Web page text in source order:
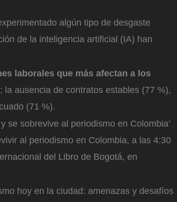
algún tipo de desgaste
de la inteligencia artificial (IA) han
laborales que más afectan a los
la ausencia de contratos estables (77 %),
(71 %).
se sobrevive al periodismo en Colombia’
al periodismo en Colombia, a las 4:30
del Libro de Bogotá, en
hoy en la ciudad: amenazas y desafíos